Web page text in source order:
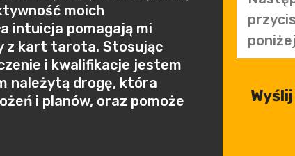
moich
intuicja pomagają mi
z kart tarota. Stosując
i kwalifikacje jestem
należytą drogę, która
i planów, oraz pomoże